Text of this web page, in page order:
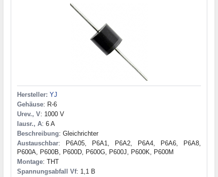
Hersteller: YJ
Gehäuse: R-6
Urev., V: 1000 V
Iausr., A: 6 A
Beschreibung: Gleichrichter
Austauschbar: P6A05, P6A1, P6A2, P6A4, P6A6, P6A8,
P600A, P600B, P600D, P600G, P600J, P600K, P600M
Montage: THT
Spannungsabfall Vf: 1,1 В